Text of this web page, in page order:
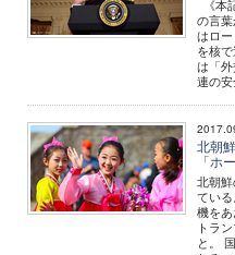
《本
の言
はロ
を核
は「
連の
北朝
「ホ
北朝
てい
機をあ
トラ
と。